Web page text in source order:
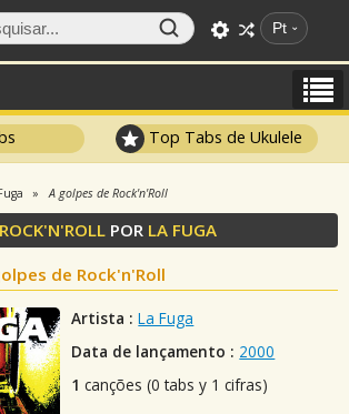
Pt
Top Tabs de Ukulele
A golpes de Rock'n'Roll
POR LA FUGA
de Rock'n'Roll
Artista : La Fuga
Data de lançamento : 2000
1 canções (0 tabs y 1 cifras)